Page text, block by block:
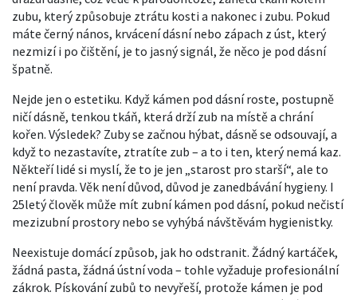
zubu, který způsobuje ztrátu kosti a nakonec i zubu. Pokud
máte černý nános, krvácení dásní nebo zápach z úst, který
nezmizí i po čištění, je to jasný signál, že něco je pod dásní
špatně.
Nejde jen o estetiku. Když kámen pod dásní roste, postupně
ničídásně, tenkou tkáň, která drží zub na místě a chrání
kořen. Výsledek? Zuby se začnou hýbat, dásně se odsouvají, a
když to nezastavíte, ztratíte zub – a to i ten, který nemá kaz.
Někteří lidé si myslí, že to je jen „starost pro starší“, ale to
není pravda. Věk není důvod, důvod je zanedbávání hygieny. I
25letý člověk může mít zubní kámen pod dásní, pokud nečistí
mezizubní prostory nebo se vyhýbá návštěvám hygienistky.
Neexistuje domácí způsob, jak ho odstranit. Žádný kartáček,
žádná pasta, žádná ústní voda – tohle vyžaduje profesionální
zákrok. Pískování zubů to nevyřeší, protože kámen je pod